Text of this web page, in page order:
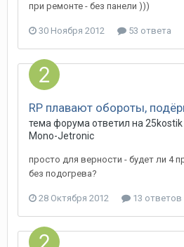
при ремонте - без панели )))
30 Ноября 2012 53 ответа
RP плавают обороты,
тема форума ответил на 25kostik
Mono-Jetronic
просто для верности - будет ли 4
без подогрева?
28 Октября 2012 13 ответов